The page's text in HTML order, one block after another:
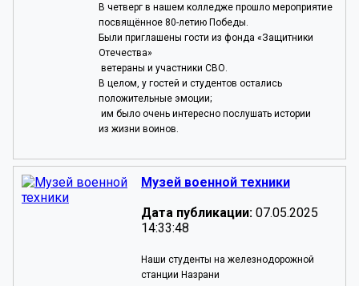
В четверг в нашем колледже прошло мероприятие
посвящённое 80-летию Победы.
Были приглашены гости из фонда «Защитники
Отечества»
ветераны и участники СВО.
В целом, у гостей и студентов остались
положительные эмоции;
им было очень интересно послушать истории
из жизни воинов.
Музей военной техники
Дата публикации: 07.05.2025
14:33:48
Наши студенты на железнодорожной
станции Назрани